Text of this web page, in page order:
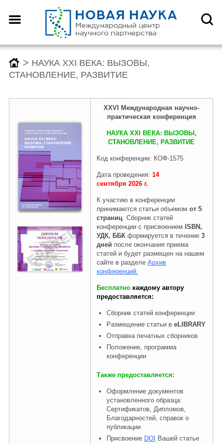
Назад
О центре
Как оформить научную
статью для публикации
Отзывы
Редколлегия
Правовая информация
Назад
Конференции
Заявка (регистрация) на
конференцию
Архив конференций 2026
2025-2019
Назад
Монографии
Заявка на публикацию
монографии
Архив монографий 2026
2025-2019
Назад
Конкурсы
Заявка (регистрация) на
конкурс
Архив конкурсов 2026
2025-2019
> НАУКА XXI ВЕКА: ВЫЗОВЫ,
СТАНОВЛЕНИЕ, РАЗВИТИЕ
XXVI Международная научно-
практическая конференция
НАУКА XXI ВЕКА: ВЫЗОВЫ,
СТАНОВЛЕНИЕ, РАЗВИТИЕ
Код конференции: КОФ-1575
Дата проведения: 14
сентября 2026г.
К участию в конференции
принимаются статьи объемом от 5
страниц. Сборник статей
конференции с присвоением ISBN,
УДК, ББКформируется в течение3
дней после окончания приема
статей и будет размещен на нашем
сайте в разделе Архив
конференций.
Бесплатно каждому автору
предоставляется:
Сборник статей конференции
Размещение статьи в eLIBRARY
Отправка печатных сборников
Положение, программа
конференции
Также предоставляется:
Оформление документов
установленного образца:
Сертификатов, Дипломов,
Благодарностей, справок о
публикации
Присвоение DOI Вашей статье